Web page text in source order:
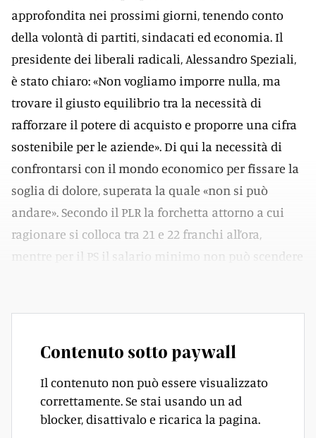
approfondita nei prossimi giorni, tenendo conto
della volontà di partiti, sindacati ed economia. Il
presidente dei liberali radicali, Alessandro Speziali,
è stato chiaro: «Non vogliamo imporre nulla, ma
trovare il giusto equilibrio tra la necessità di
rafforzare il potere di acquisto e proporre una cifra
sostenibile per le aziende». Di qui la necessità di
confrontarsi con il mondo economico per fissare la
soglia di dolore, superata la quale «non si può
andare». Secondo il PLR la forchetta attorno a cui
ragionare si colloca tra 21 e 22 franchi all’ora,
mentre per il PS il salario minimo non può scendere
Contenuto sotto paywall
Il contenuto non può essere visualizzato
correttamente. Se stai usando un ad
blocker, disattivalo e ricarica la pagina.